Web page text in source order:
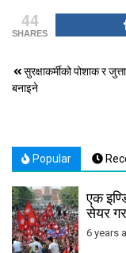
44
SHARES
Post
navigation
सुरक्षाकर्मीको पोशाक र
बनाइने
Popular
एक
सेयर
6 years